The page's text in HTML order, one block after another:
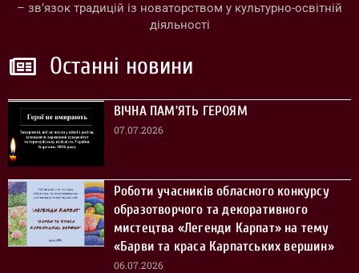
– зв’язок традицій із новаторством у культурно-освітній
діяльності
Останні новини
ВІЧНА ПАМ’ЯТЬ ГЕРОЯМ
07.07.2026
Роботи учасників обласного конкурсу
образотворчого та декоративного
мистецтва «Легенди Карпат» на тему
«Барви та краса Карпатських вершин»
06.07.2026